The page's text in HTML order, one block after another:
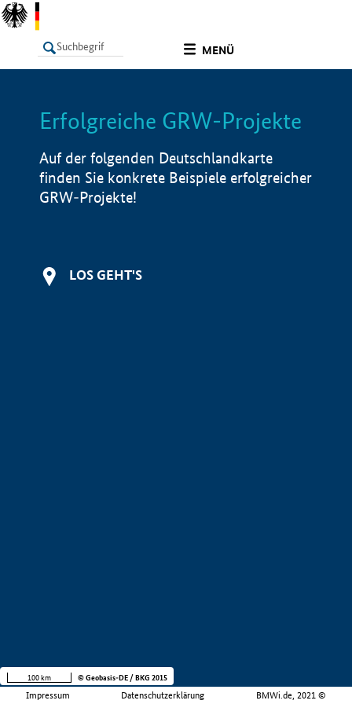
MENÜ
LISTE Info
Erfolgreiche GRW-Projekte
Auf der folgenden Deutschlandkarte
finden Sie konkrete Beispiele erfolgreicher
GRW-Projekte!
LOS GEHT'S
Impressum Datenschutzerklärung BMWi.de, 2021 ©
100 km © Geobasis-DE / BKG 2015